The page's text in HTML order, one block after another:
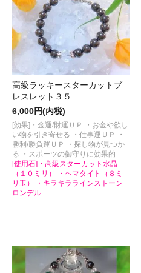
高級ラッキースターカットブ
レスレット３５
6,000円(内税)
[効果]・金運/財運ＵＰ ・お金や欲し
い物を引き寄せる ・仕事運ＵＰ ・
勝利/勝負運ＵＰ ・探し物が見つか
る ・スポーツの御守りに効果的
[使用石]・高級スターカット水晶
（１０ミリ） ・ヘマタイト（８ミ
リ玉） ・キラキララインストーン
ロンデル